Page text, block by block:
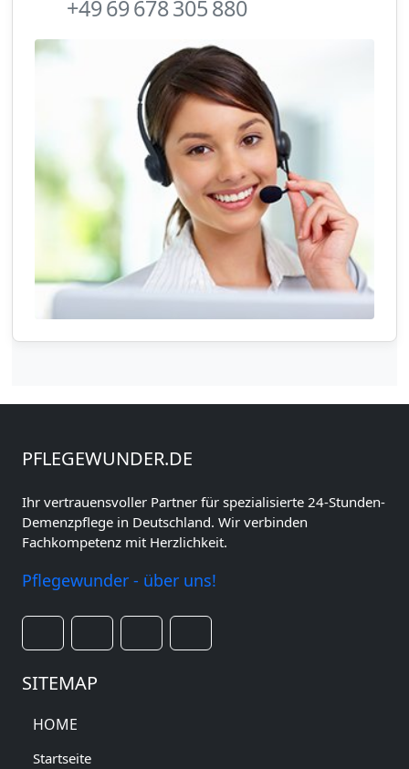
+49 69 678 305 880
PFLEGEWUNDER.DE
Ihr vertrauensvoller Partner für spezialisierte 24-Stunden-
Demenzpflege in Deutschland. Wir verbinden
Fachkompetenz mit Herzlichkeit.
Pflegewunder - über uns!
SITEMAP
HOME
Startseite